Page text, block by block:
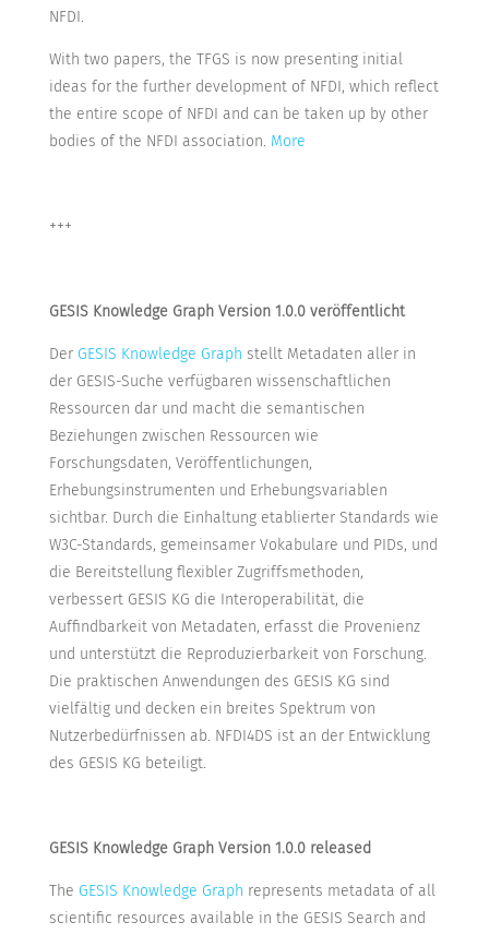
NFDI.
With two papers, the TFGS is now presenting initial
ideas for the further development of NFDI, which reflect
the entire scope of NFDI and can be taken up by other
bodies of the NFDI association. More
+++
GESIS Knowledge Graph Version 1.0.0 veröffentlicht
Der GESIS Knowledge Graph stellt Metadaten aller in
der GESIS-Suche verfügbaren wissenschaftlichen
Ressourcen dar und macht die semantischen
Beziehungen zwischen Ressourcen wie
Forschungsdaten, Veröffentlichungen,
Erhebungsinstrumenten und Erhebungsvariablen
sichtbar. Durch die Einhaltung etablierter Standards wie
W3C-Standards, gemeinsamer Vokabulare und PIDs, und
die Bereitstellung flexibler Zugriffsmethoden,
verbessert GESIS KG die Interoperabilität, die
Auffindbarkeit von Metadaten, erfasst die Provenienz
und unterstützt die Reproduzierbarkeit von Forschung.
Die praktischen Anwendungen des GESIS KG sind
vielfältig und decken ein breites Spektrum von
Nutzerbedürfnissen ab. NFDI4DS ist an der Entwicklung
des GESIS KG beteiligt.
GESIS Knowledge Graph Version 1.0.0 released
The GESIS Knowledge Graph represents metadata of all
scientific resources available in the GESIS Search and